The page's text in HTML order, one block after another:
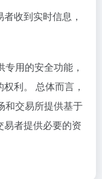
收到实时信息，
用的安全功能，
利。 总体而言，
和交易所提供基于
易者提供必要的资